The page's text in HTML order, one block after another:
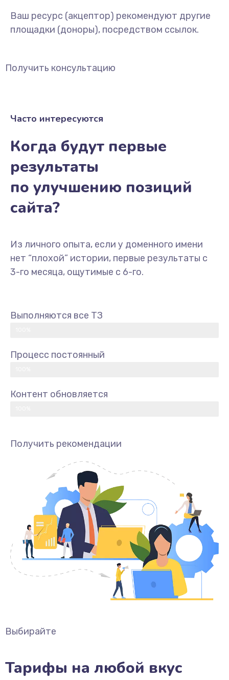
Ваш ресурс (акцептор) рекомендуют другие
площадки (доноры), посредством ссылок.
Получить консультацию
Часто интересуются
Когда будут первые
результаты
по улучшению позиций
сайта?
Из личного опыта, если у доменного имени
нет “плохой” истории, первые результаты с
3-го месяца, ощутимые с 6-го.
Выполняются все ТЗ
Процесс постоянный
Контент обновляется
Получить рекомендации
Выбирайте
Тарифы на любой вкус